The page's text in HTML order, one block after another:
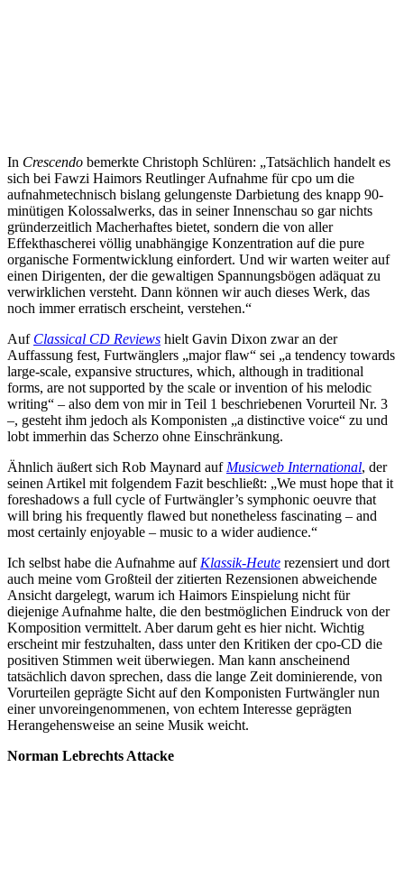
In Crescendo bemerkte Christoph Schlüren: „Tatsächlich handelt es
sich bei Fawzi Haimors Reutlinger Aufnahme für cpo um die
aufnahmetechnisch bislang gelungenste Darbietung des knapp 90-
minütigen Kolossalwerks, das in seiner Innenschau so gar nichts
gründerzeitlich Macherhaftes bietet, sondern die von aller
Effekthascherei völlig unabhängige Konzentration auf die pure
organische Formentwicklung einfordert. Und wir warten weiter auf
einen Dirigenten, der die gewaltigen Spannungsbögen adäquat zu
verwirklichen versteht. Dann können wir auch dieses Werk, das
noch immer erratisch erscheint, verstehen.“
Auf Classical CD Reviews hielt Gavin Dixon zwar an der
Auffassung fest, Furtwänglers „major flaw“ sei „a tendency towards
large-scale, expansive structures, which, although in traditional
forms, are not supported by the scale or invention of his melodic
writing“ – also dem von mir in Teil 1 beschriebenen Vorurteil Nr. 3
–, gesteht ihm jedoch als Komponisten „a distinctive voice“ zu und
lobt immerhin das Scherzo ohne Einschränkung.
Ähnlich äußert sich Rob Maynard auf Musicweb International, der
seinen Artikel mit folgendem Fazit beschließt: „We must hope that it
foreshadows a full cycle of Furtwängler’s symphonic oeuvre that
will bring his frequently flawed but nonetheless fascinating – and
most certainly enjoyable – music to a wider audience.“
Ich selbst habe die Aufnahme auf Klassik-Heute rezensiert und dort
auch meine vom Großteil der zitierten Rezensionen abweichende
Ansicht dargelegt, warum ich Haimors Einspielung nicht für
diejenige Aufnahme halte, die den bestmöglichen Eindruck von der
Komposition vermittelt. Aber darum geht es hier nicht. Wichtig
erscheint mir festzuhalten, dass unter den Kritiken der cpo-CD die
positiven Stimmen weit überwiegen. Man kann anscheinend
tatsächlich davon sprechen, dass die lange Zeit dominierende, von
Vorurteilen geprägte Sicht auf den Komponisten Furtwängler nun
einer unvoreingenommenen, von echtem Interesse geprägten
Herangehensweise an seine Musik weicht.
Norman Lebrechts Attacke